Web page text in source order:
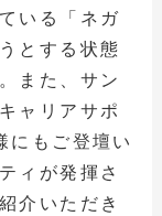
いる「ネガ
とする状態
また、サン
ャリアサポ
にもご登壇い
ィが発揮さ
介いただき